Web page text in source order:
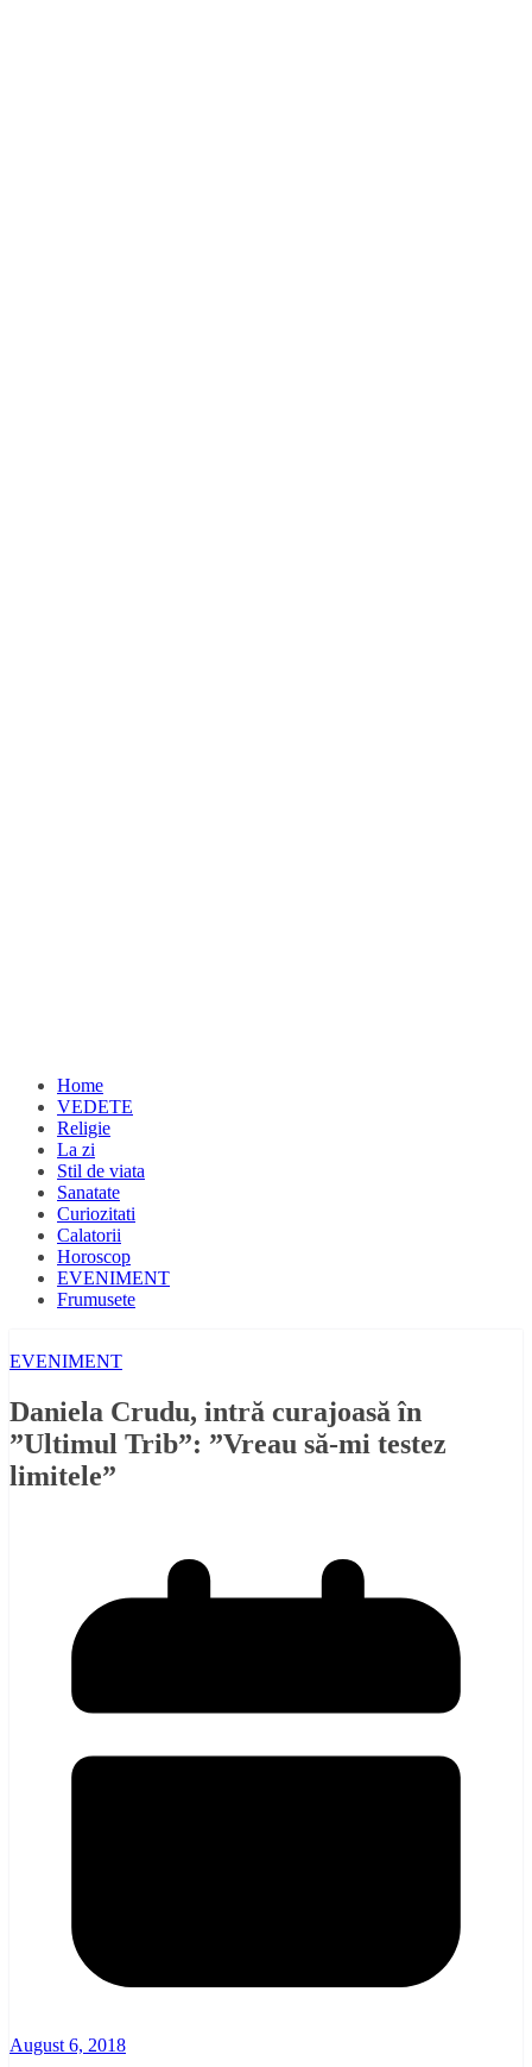
Home
VEDETE
Religie
La zi
Stil de viata
Sanatate
Curiozitati
Calatorii
Horoscop
EVENIMENT
Frumusete
EVENIMENT
Daniela Crudu, intră curajoasă în
”Ultimul Trib”: ”Vreau să-mi testez
limitele”
August 6, 2018